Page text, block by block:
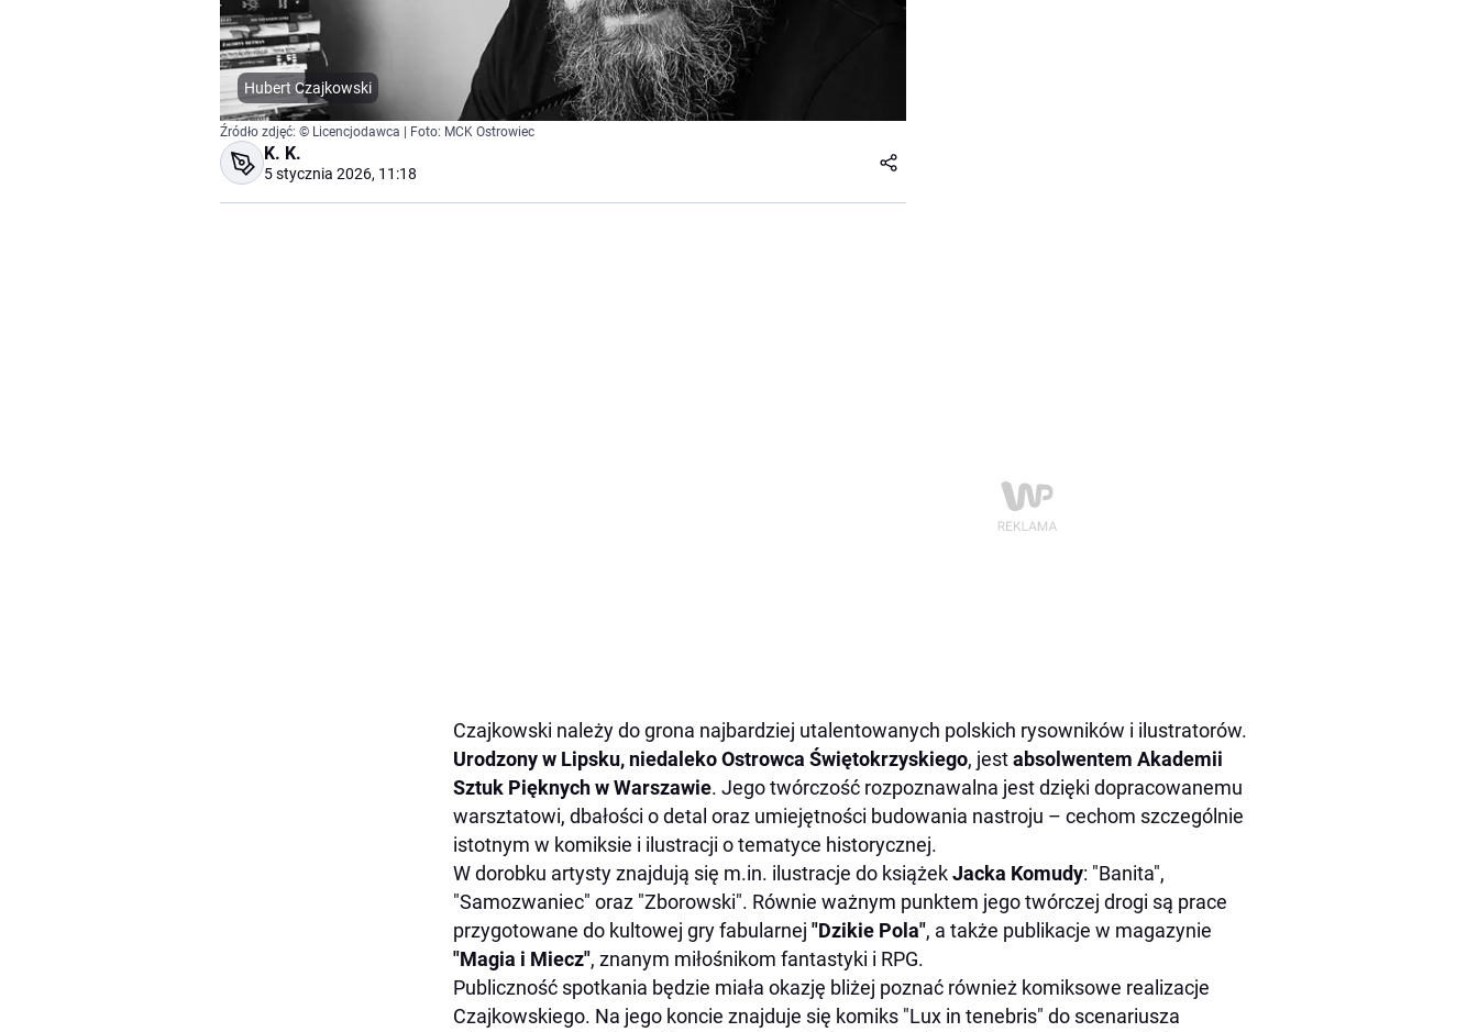
Hubert Czajkowski
Źródło zdjęć: © Licencjodawca | Foto: MCK Ostrowiec
K. K.
5 stycznia 2026, 11:18
Czajkowski należy do grona najbardziej utalentowanych polskich rysowników i ilustratorów.
Urodzony w Lipsku, niedaleko Ostrowca Świętokrzyskiego, jestabsolwentem Akademii
Sztuk Pięknych w Warszawie. Jego twórczość rozpoznawalna jest dzięki dopracowanemu
warsztatowi, dbałości o detal oraz umiejętności budowania nastroju – cechom szczególnie
istotnym w komiksie i ilustracji o tematyce historycznej.
W dorobku artysty znajdują się m.in. ilustracje do książekJacka Komudy: "Banita",
"Samozwaniec" oraz "Zborowski". Równie ważnym punktem jego twórczej drogi są prace
przygotowane do kultowej gry fabularnej "Dzikie Pola", a także publikacje w magazynie
"Magia i Miecz", znanym miłośnikom fantastyki i RPG.
Publiczność spotkania będzie miała okazję bliżej poznać również komiksowe realizacje
Czajkowskiego. Na jego koncie znajduje się komiks "Lux in tenebris" do scenariusza